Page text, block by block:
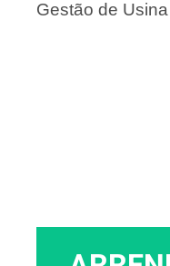
Gestão de